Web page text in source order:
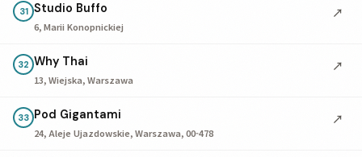
31 Studio Buffo
6, Marii Konopnickiej
↗
32 Why Thai
13, Wiejska, Warszawa
↗
33 Pod Gigantami
24, Aleje Ujazdowskie, Warszawa, 00-478
↗